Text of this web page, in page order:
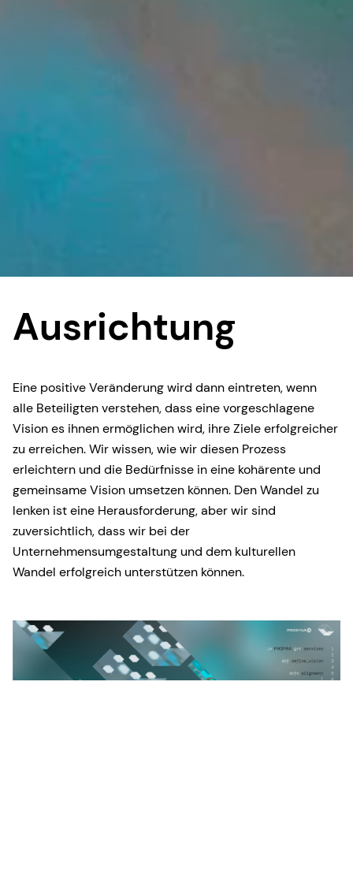
Ausrichtung
Eine positive Veränderung wird dann eintreten, wenn
alle Beteiligten verstehen, dass eine vorgeschlagene
Vision es ihnen ermöglichen wird, ihre Ziele erfolgreicher
zu erreichen. Wir wissen, wie wir diesen Prozess
erleichtern und die Bedürfnisse in eine kohärente und
gemeinsame Vision umsetzen können. Den Wandel zu
lenken ist eine Herausforderung, aber wir sind
zuversichtlich, dass wir bei der
Unternehmensumgestaltung und dem kulturellen
Wandel erfolgreich unterstützen können.